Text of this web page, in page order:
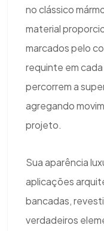
no clássico
material
marcados pelo
requinte em
percorrem a
agregando
projeto.
Sua aparência
aplicações
bancadas,
verdadeiros